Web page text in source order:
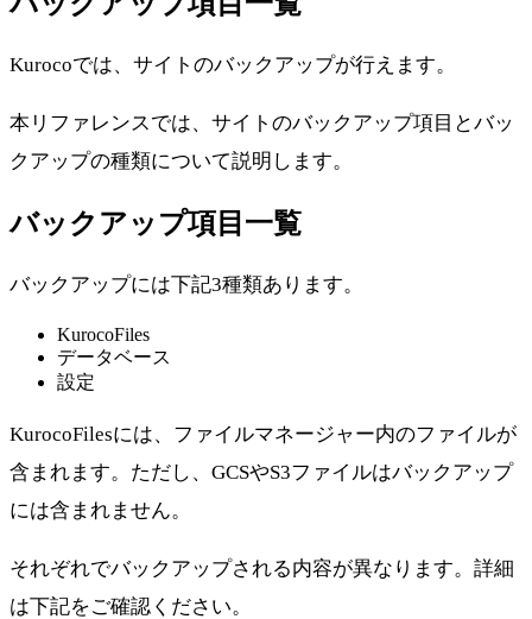
Kurocoでは、サイトのバックアップが行えます。
本リファレンスでは、サイトのバックアップ項目とバッ
クアップの種類について説明します。
バックアップ項目一覧
バックアップには下記3種類あります。
KurocoFiles
データベース
設定
KurocoFilesには、ファイルマネージャー内のファイルが
含まれます。ただし、GCSやS3ファイルはバックアップ
には含まれません。
それぞれでバックアップされる内容が異なります。詳細
は下記をご確認ください。